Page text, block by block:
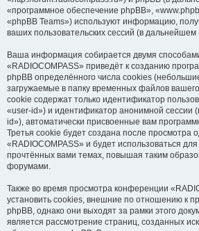
«программное обеспечение phpBB»,
«phpBB Teams») используют информацию,
ваших пользовательских сессий (в
Ваша информация собирается двумя
«RADIOCOMPASS» приведёт к созданию
phpBB определённого числа cookies
загружаемые в папку временных файлов
cookie содержат только идентификатор
«user-id») и идентификатор анонимной сессии
id»), автоматически присвоенные вам
Третья cookie будет создана после просмотра
«RADIOCOMPASS» и будет использоваться
прочтённых вами темах, повышая таким
форумами.
Также во время просмотра конференции
установить cookies, внешние по отношению к
phpBB, однако они выходят за рамки этого
является рассмотрение страниц, созданных